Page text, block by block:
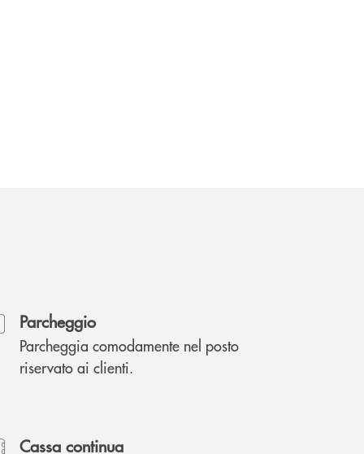
Parcheggio
Parcheggia comodamente nel posto
riservato ai clienti.
Cassa continua